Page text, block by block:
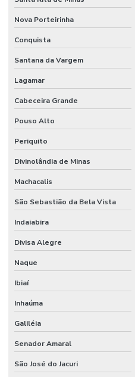
Nova Porteirinha
Conquista
Santana da Vargem
Lagamar
Cabeceira Grande
Pouso Alto
Periquito
Divinolândia de Minas
Machacalis
São Sebastião da Bela Vista
Indaiabira
Divisa Alegre
Naque
Ibiaí
Inhaúma
Galiléia
Senador Amaral
São José do Jacuri